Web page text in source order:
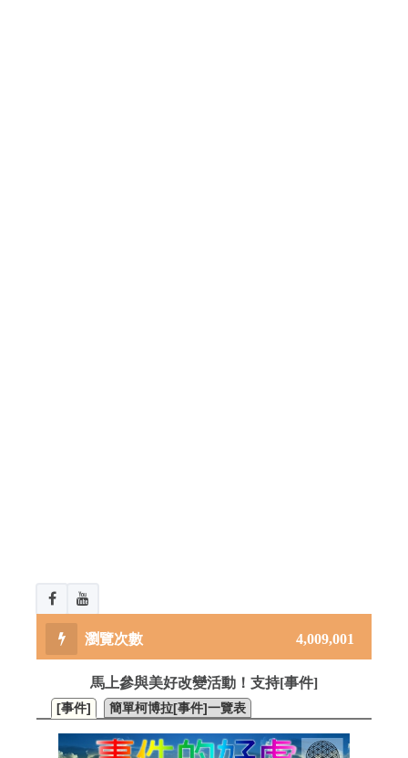
4,009,001
馬上參與美好改變活動！支持[事件]
[事件] 簡單柯博拉[事件]一覽表